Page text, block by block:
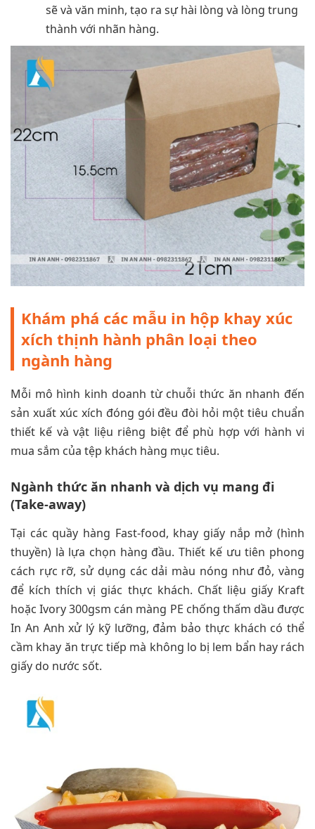
sẽ và văn minh, tạo ra sự hài lòng và lòng trung
thành với nhãn hàng.
Khám phá các mẫu in hộp khay xúc
xích thịnh hành phân loại theo
ngành hàng
Mỗi mô hình kinh doanh từ chuỗi thức ăn nhanh đến
sản xuất xúc xích đóng gói đều đòi hỏi một tiêu chuẩn
thiết kế và vật liệu riêng biệt để phù hợp với hành vi
mua sắm của tệp khách hàng mục tiêu.
Ngành thức ăn nhanh và dịch vụ mang đi
(Take-away)
Tại các quầy hàng Fast-food, khay giấy nắp mở (hình
thuyền) là lựa chọn hàng đầu. Thiết kế ưu tiên phong
cách rực rỡ, sử dụng các dải màu nóng như đỏ, vàng
để kích thích vị giác thực khách. Chất liệu giấy Kraft
hoặc Ivory 300gsm cán màng PE chống thấm dầu được
In An Anh xử lý kỹ lưỡng, đảm bảo thực khách có thể
cầm khay ăn trực tiếp mà không lo bị lem bẩn hay rách
giấy do nước sốt.